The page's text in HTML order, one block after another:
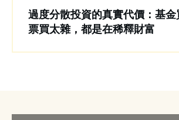
過度分散投資的真實代價：基
票買太雜，都是在稀釋財富